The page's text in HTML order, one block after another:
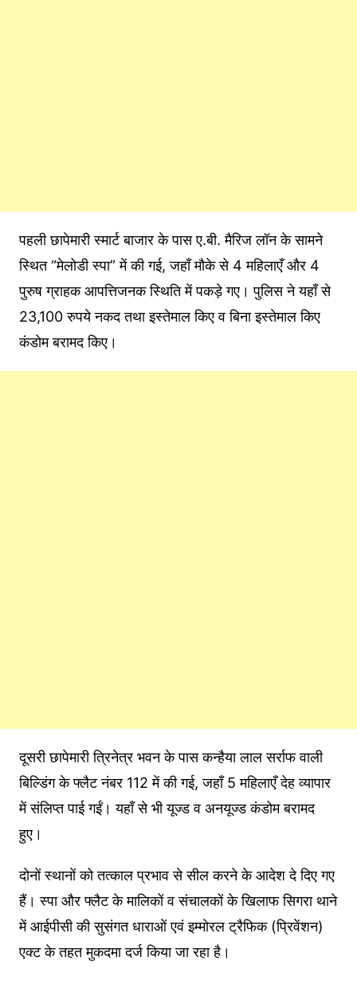
पहली छापेमारी स्मार्ट बाजार के पास ए.बी. मैरिज लॉन के सामने
स्थित “मेलोडी स्पा” में की गई, जहाँ मौके से 4 महिलाएँ और 4
पुरुष ग्राहक आपत्तिजनक स्थिति में पकड़े गए। पुलिस ने यहाँ से
23,100 रुपये नकद तथा इस्तेमाल किए व बिना इस्तेमाल किए
कंडोम बरामद किए।
दूसरी छापेमारी त्रिनेत्र भवन के पास कन्हैया लाल सर्राफ वाली
बिल्डिंग के फ्लैट नंबर 112 में की गई, जहाँ 5 महिलाएँ देह व्यापार
में संलिप्त पाई गईं। यहाँ से भी यूज्ड व अनयूज्ड कंडोम बरामद
हुए।
दोनों स्थानों को तत्काल प्रभाव से सील करने के आदेश दे दिए गए
हैं। स्पा और फ्लैट के मालिकों व संचालकों के खिलाफ सिगरा थाने
में आईपीसी की सुसंगत धाराओं एवं इम्मोरल ट्रैफिक (प्रिवेंशन)
एक्ट के तहत मुकदमा दर्ज किया जा रहा है।